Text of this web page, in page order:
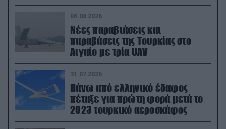
06.08.2026
Νέες παραβιάσεις και
παραβάσεις της Τουρκίας στο
Αιγαίο με τρία UAV
31.07.2026
Πάνω από ελληνικό έδαφος
πέταξε για πρώτη φορά μετά το
2023 τουρκικό αεροσκάφος